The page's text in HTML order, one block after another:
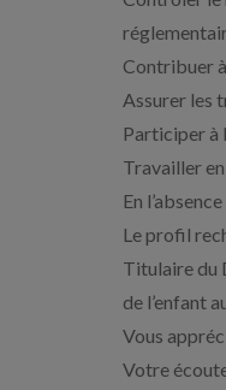
Contribuer
Assurer les
Participer à
Travailler
En
Le profil
Titulaire du
de l’enfant
Vous
Votre